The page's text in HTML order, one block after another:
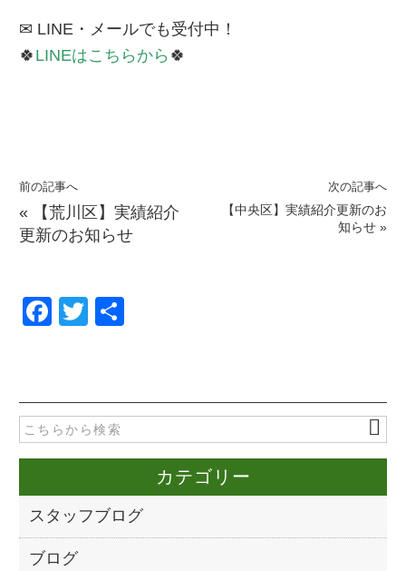
✉ LINE・メールでも受付中！
🍀 LINEはこちらから 🍀
前の記事へ
«
【荒川区】実績紹介
更新のお知らせ
次の記事へ
【中央区】実績紹介更新のお
知らせ »
F
e
b
o
k
T
er
カテゴリー
スタッフブログ
ブログ